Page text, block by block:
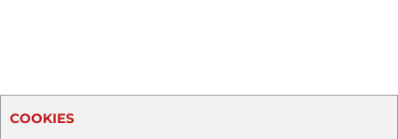
COOKIES